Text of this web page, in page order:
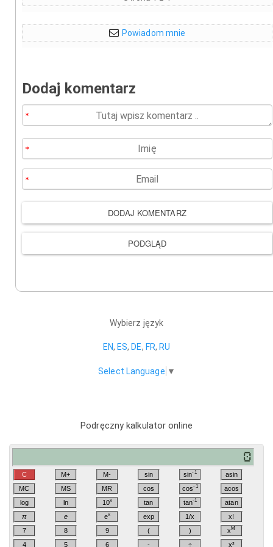
Powiadom mnie
Dodaj komentarz
Wybierz język
EN, ES, DE, FR, RU
Select Language ▼
Podręczny kalkulator online
C M+ M- sin sin-1
asin
MC
MS MR cos cos-1
acos
log
ln 10x tan tan-1
atan
π
e ex exp 1/x
x!
7
8 9 ( ) xM
4 5 6 - ÷
x²